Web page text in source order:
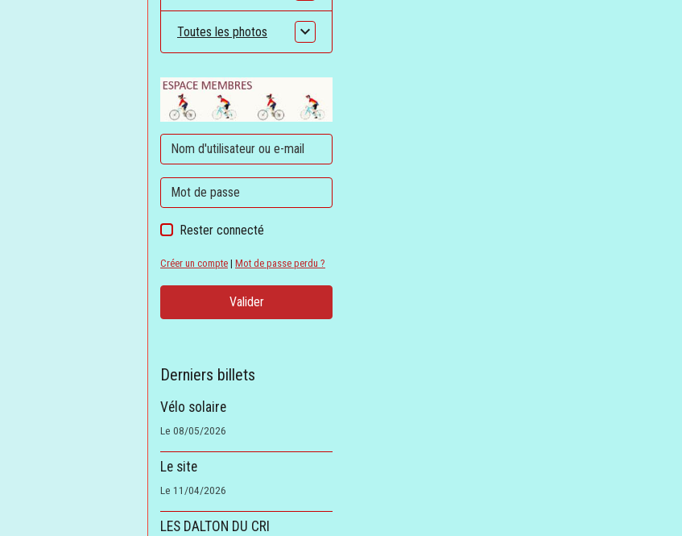
Toutes les photos
Rester connecté
Créer un compte | Mot de passe perdu ?
Valider
Derniers billets
Vélo solaire
Le 08/05/2026
Le site
Le 11/04/2026
LES DALTON DU CRI